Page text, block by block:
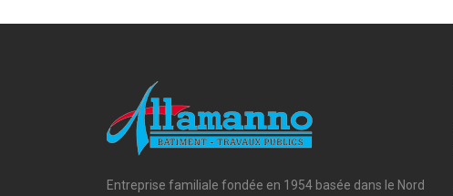
Entreprise familiale fondée en 1954 basée dans le Nord